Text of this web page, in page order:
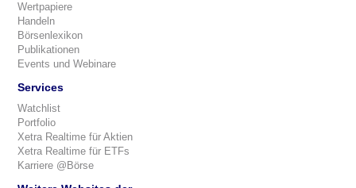
Wertpapiere
Handeln
Börsenlexikon
Publikationen
Events und Webinare
Services
Watchlist
Portfolio
Xetra Realtime für Aktien
Xetra Realtime für ETFs
Karriere @Börse